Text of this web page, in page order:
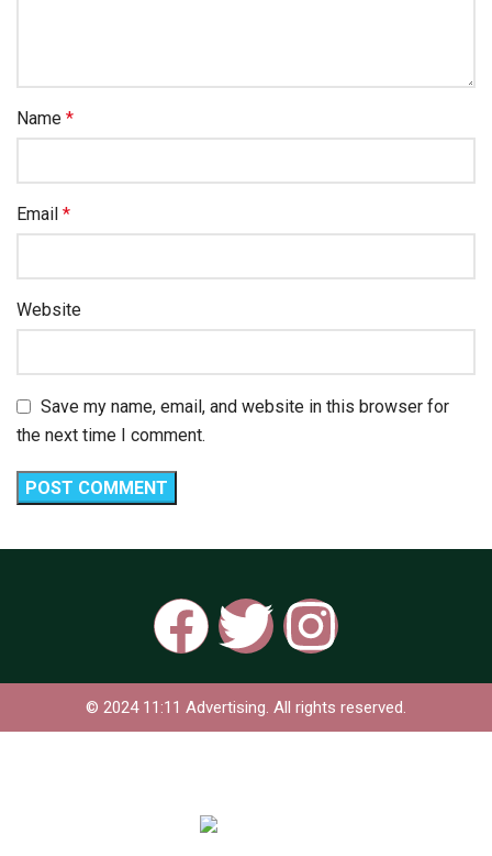
Name *
Email *
Website
Save my name, email, and website in this browser for
the next time I comment.
© 2024 11:11 Advertising. All rights reserved.